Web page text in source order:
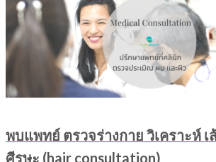
พบแพทย์ ตรวจร่างกาย วิเคราะห์
ศีรษะ (hair consultation)